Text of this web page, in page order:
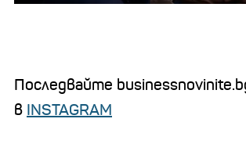
Последвайте
в INSTAGRAM